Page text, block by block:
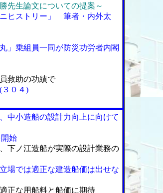
先生論文についての提案～
ヒストリー」 筆者・内外太
」乗組員一同が防災功労者内閣
救助の功績で
３０４)
中小造船の設計力向上に向けて
始
下ノ江造船が実際の設計業務の
場では適正な建造船価は出せな
正な用船料と船価に期待